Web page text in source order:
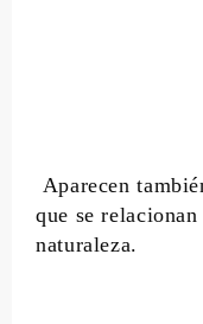
Aparecen
que se
naturaleza.